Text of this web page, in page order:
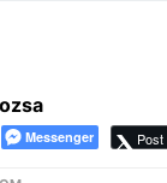
Messenger Post